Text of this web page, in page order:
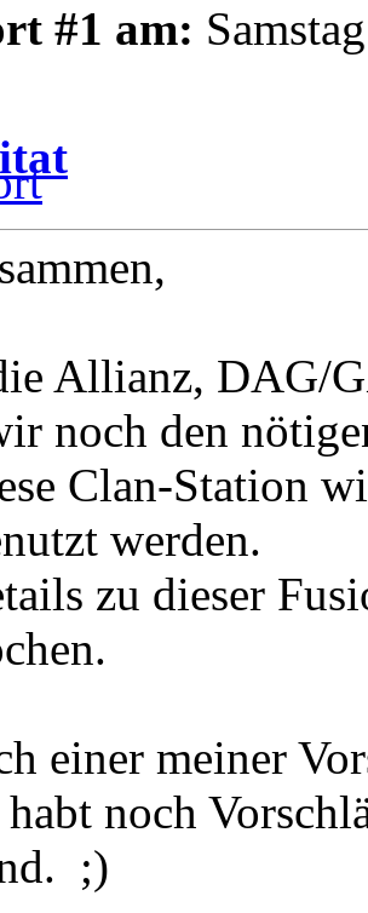
#1 am:
Allianz, DAG/
noch den
Clan-Station
werden.
zu dieser
einer meiner
noch
;)